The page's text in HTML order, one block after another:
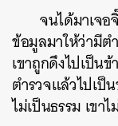
จนได้มาเจ
ข้อมูลมาให้ว่ามีต
เขาถูกดึงไปเป็น
ตำรวจแล้วไปเป็
ไม่เป็นธรรม เขา